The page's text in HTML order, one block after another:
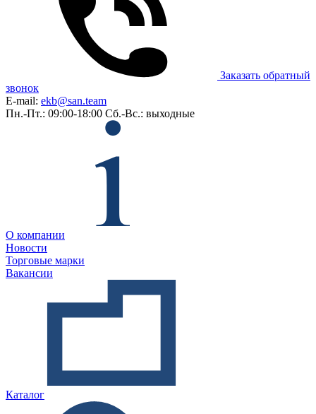
Заказать обратный
звонок
E-mail: ekb@san.team
Пн.-Пт.: 09:00-18:00 Сб.-Вс.: выходные
О компании
Новости
Торговые марки
Вакансии
Каталог